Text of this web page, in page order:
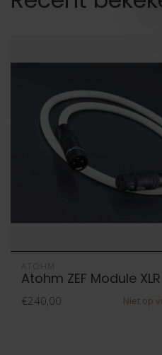
ATOHM
Atohm ZEF Module XLR
€240,00 Niet op